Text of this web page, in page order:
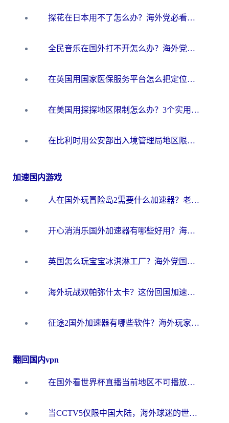
探花在日本用不了怎么办？海外党必看的回国加速解决方案（附多场景实测）
全民音乐在国外打不开怎么办？海外党亲测有效的回国加速方案
在英国用国家医保服务平台怎么把定位修改到中国国内？海外党必看的解决指南（附腾讯视频伊对可用方法）
在美国用探探地区限制怎么办？3个实用技巧帮你搞定（附咪咕豆瓣音乐限制破解法）
在比利时用公安部出入境管理局地区限制怎么办？3步搞定+欧洲杯观赛&香港购物指南
加速国内游戏
人在国外玩冒险岛2需要什么加速器？老玩家亲测有效的选择指南
开心消消乐国外加速器有哪些好用？海外党亲测不踩坑指南（附塔瑞斯世界Online流畅技巧）
英国怎么玩宝宝冰淇淋工厂？海外党国服游戏加速避坑指南（附挪威装甲风暴解决方案）
海外玩战双帕弥什太卡？这份回国加速器终极指南帮你告别延迟（附打球球大作战古今江湖加速方案）
征途2国外加速器有哪些软件？海外玩家亲测实用指南（附非洲梦幻西游加速技巧）
翻回国内vpn
在国外看世界杯直播当前地区不可播放？海外党必看的回国加速全攻略
当CCTV5仅限中国大陆，海外球迷的世界杯狂欢如何继续？